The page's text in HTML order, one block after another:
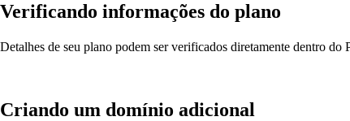
Verificando informações do plano
Detalhes de seu plano podem ser verificados diretamente dentro do
Criando um domínio adicional